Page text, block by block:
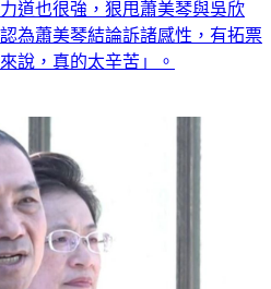
道也很強，狠甩蕭美琴與吳欣
為蕭美琴結論訴諸感性，有拓票
說，真的太辛苦」。